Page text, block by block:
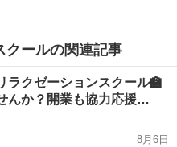
クールの関連記事
ラクゼーションスクール🏫
んか？開業も協力応援…
8月6日